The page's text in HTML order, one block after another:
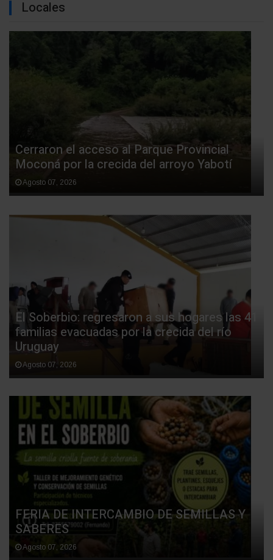
Locales
Cerraron el acceso al Parque Provincial
Moconá por la crecida del arroyo Yabotí
Agosto 07, 2026
El Soberbio: regresaron a sus hogares las 41
familias evacuadas por la crecida del río
Uruguay
Agosto 07, 2026
FERIA DE INTERCAMBIO DE SEMILLAS Y
SABERES
Agosto 07, 2026